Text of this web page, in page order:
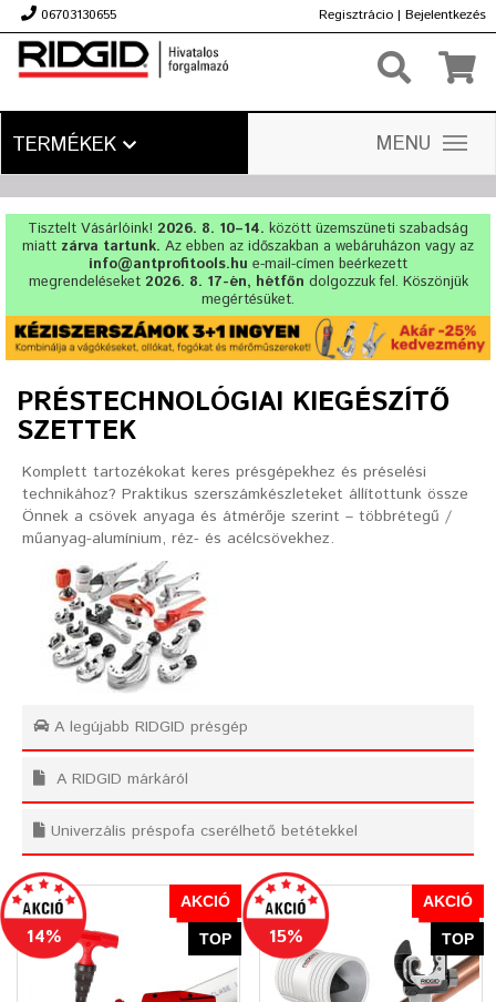
06703130655 Regisztrácio | Bejelentkezés
TERMÉKEK MENU
Tisztelt Vásárlóink! 2026. 8. 10–14. között üzemszüneti szabadság
miatt zárva tartunk. Az ebben az időszakban a webáruházon vagy az
info@antprofitools.hu e-mail-címen beérkezett
megrendeléseket 2026. 8. 17-én, hétfőn dolgozzuk fel. Köszönjük
megértésüket.
PRÉSTECHNOLÓGIAI KIEGÉSZÍTŐ
SZETTEK
Komplett tartozékokat keres présgépekhez és préselési
technikához? Praktikus szerszámkészleteket állítottunk össze
Önnek a csövek anyaga és átmérője szerint – többrétegű /
műanyag-alumínium, réz- és acélcsövekhez.
A legújabb RIDGID présgép
A RIDGID márkáról
Univerzális préspofa cserélhető betétekkel
14%
AKCIÓ
TOP 15%
AKCIÓ
TOP